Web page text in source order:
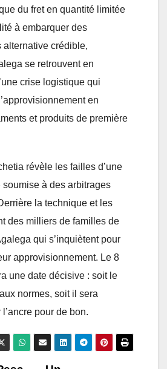
du fret en quantité limitée
à embarquer des
alternative crédible,
se retrouvent en
crise logistique qui
en
et produits de première
révèle les failles d’une
à des arbitrages
la technique et les
des milliers de familles de
qui s’inquiètent pour
approvisionnement. Le 8
une date décisive : soit le
normes, soit il sera
pour de bon.